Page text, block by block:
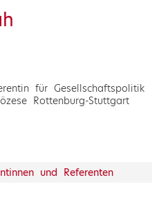
für Gesellschaftspolitik
Rottenburg-Stuttgart
und Referenten